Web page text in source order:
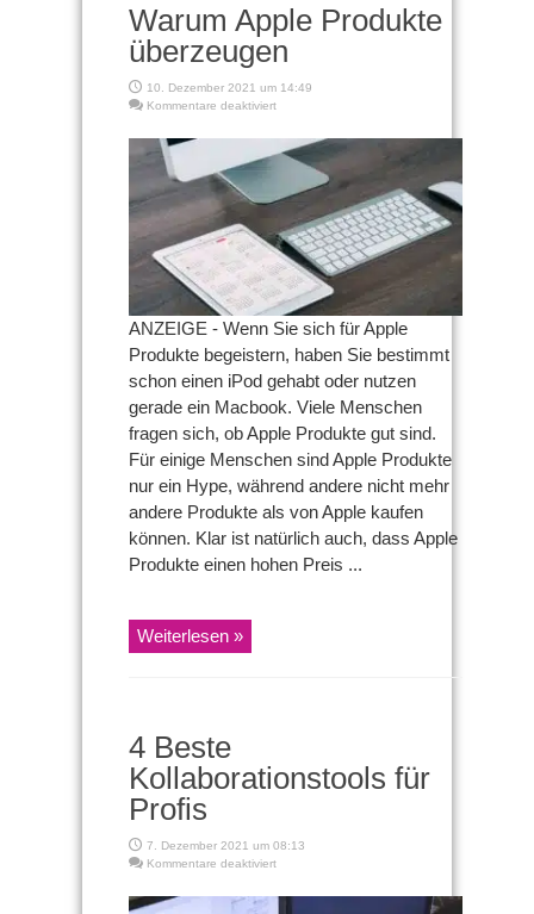
Warum Apple Produkte
überzeugen
10. Dezember 2021 um 14:49
Kommentare deaktiviertfür
Apple
Produkte
überzeugen
ANZEIGE - Wenn Sie sich für Apple
Produkte begeistern, haben Sie bestimmt
schon einen iPod gehabt oder nutzen
gerade ein Macbook. Viele Menschen
fragen sich, ob Apple Produkte gut sind.
Für einige Menschen sind Apple Produkte
nur ein Hype, während andere nicht mehr
andere Produkte als von Apple kaufen
können. Klar ist natürlich auch, dass Apple
Produkte einen hohen Preis ...
Weiterlesen »
4 Beste
Kollaborationstools für
Profis
7. Dezember 2021 um 08:13
Kommentare deaktiviertfür
Beste